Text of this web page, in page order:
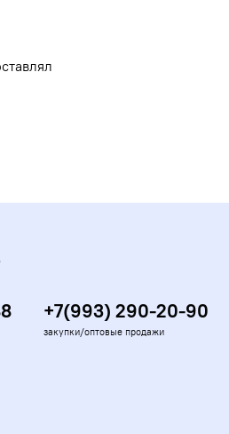
+7(993) 290-20-90
закупки/оптовые продажи